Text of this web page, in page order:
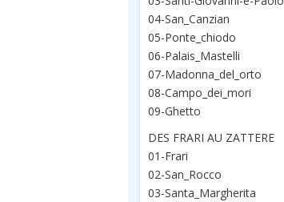
04-San_Canzian
05-Ponte_chiodo
06-Palais_Mastelli
07-Madonna_del_orto
08-Campo_dei_mori
09-Ghetto
DES FRARI AU ZATTERE
01-Frari
02-San_Rocco
03-Santa_Margherita